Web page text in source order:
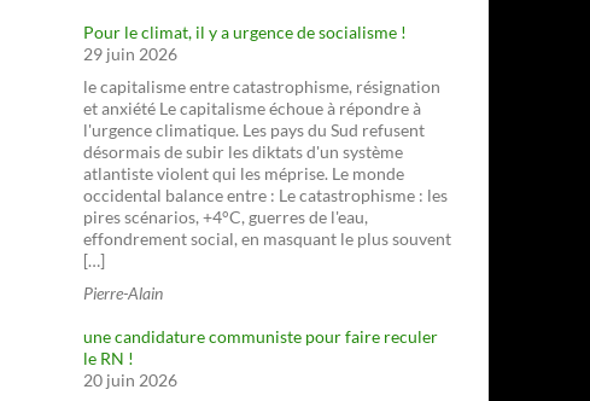
Pour le climat, il y a urgence de socialisme !
29 juin 2026
le capitalisme entre catastrophisme, résignation
et anxiété Le capitalisme échoue à répondre à
l'urgence climatique. Les pays du Sud refusent
désormais de subir les diktats d'un système
atlantiste violent qui les méprise. Le monde
occidental balance entre : Le catastrophisme : les
pires scénarios, +4°C, guerres de l'eau,
effondrement social, en masquant le plus souvent
[…]
Pierre-Alain
une candidature communiste pour faire reculer
le RN !
20 juin 2026